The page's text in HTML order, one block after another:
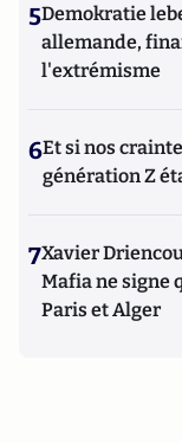
5Demokratie
allemande,
l'extrémisme
6Et si nos
génération Z
7Xavier
Mafia ne signe
Paris et Alger